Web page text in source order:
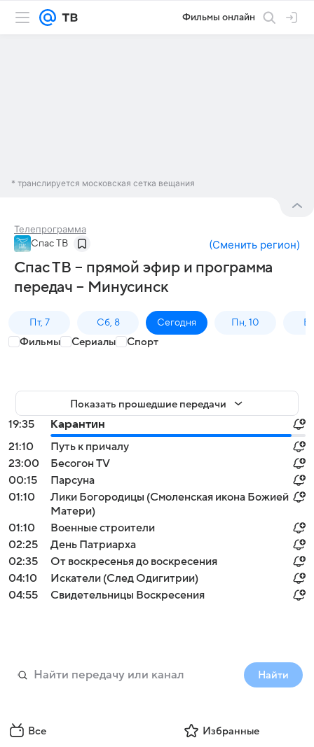
Фильмы онлайн
* транслируется московская сетка вещания
Телепрограмма
Спас ТВ (Сменить регион)
Спас ТВ – прямой эфир и программа
передач – Минусинск
Пт, 7 Сб, 8 Сегодня Пн, 10
Фильмы Сериалы Спорт
Показать прошедшие передачи
19:35
Карантин
21:10
Путь к причалу
23:00
Бесогон TV
00:15
Парсуна
01:10
Лики Богородицы (Смоленская икона Божией
Матери)
01:10
Военные строители
02:25
День Патриарха
02:35
От воскресенья до воскресения
04:10
Искатели (След Одигитрии)
04:55
Свидетельницы Воскресения
Найти
Все Избранные